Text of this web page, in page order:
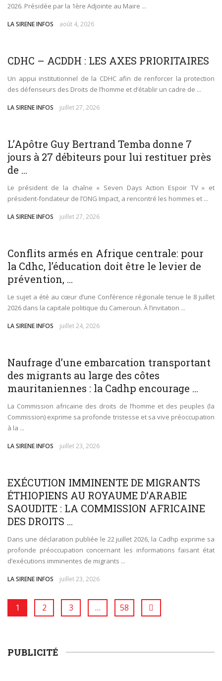
2026. Présidée par la 1ère Adjointe au Maire ...
LA SIRENE INFOS août 4, 2026
CDHC – ACDDH : LES AXES PRIORITAIRES
Un appui institutionnel de la CDHC afin de renforcer la protection
des défenseurs des Droits de l’homme et d’établir un cadre de ...
LA SIRENE INFOS juillet 27, 2026
L’Apôtre Guy Bertrand Temba donne 7
jours à 27 débiteurs pour lui restituer près
de ...
Le président de la chaîne « Seven Days Action Espoir TV » et
président-fondateur de l’ONG Impact, a rencontré les hommes et ...
LA SIRENE INFOS juillet 27, 2026
Conflits armés en Afrique centrale: pour
la Cdhc, l’éducation doit être le levier de
prévention, ...
Le sujet a été au cœur d’une Conférence régionale tenue le 8 juillet
2026 dans la capitale politique du Cameroun. À l’invitation ...
LA SIRENE INFOS juillet 24, 2026
Naufrage d’une embarcation transportant
des migrants au large des côtes
mauritaniennes : la Cadhp encourage ...
La Commission africaine des droits de l’homme et des peuples (la
Commission) exprime sa profonde tristesse et sa vive préoccupation
à la ...
LA SIRENE INFOS juillet 23, 2026
EXÉCUTION IMMINENTE DE MIGRANTS
ÉTHIOPIENS AU ROYAUME D’ARABIE
SAOUDITE : LA COMMISSION AFRICAINE
DES DROITS ...
Dans une déclaration publiée le 22 juillet 2026, la Cadhp exprime sa
profonde préoccupation concernant les informations faisant état
d’exécutions imminentes de migrants ...
LA SIRENE INFOS juillet 23, 2026
1 2 3 … 58
PUBLICITÉ